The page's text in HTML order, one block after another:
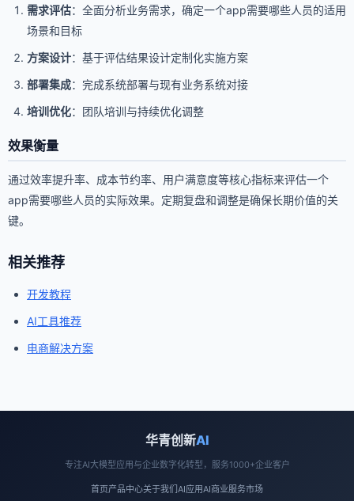
需求评估：全面分析业务需求，确定一个app需要哪些人员的适用
场景和目标
方案设计：基于评估结果设计定制化实施方案
部署集成：完成系统部署与现有业务系统对接
培训优化：团队培训与持续优化调整
效果衡量
通过效率提升率、成本节约率、用户满意度等核心指标来评估一个
app需要哪些人员的实际效果。定期复盘和调整是确保长期价值的关
键。
相关推荐
开发教程
AI工具推荐
电商解决方案
华青创新AI
专注AI大模型应用与企业数字化转型，服务1000+企业客户
首页产品中心关于我们 AI应用AI商业服务市场